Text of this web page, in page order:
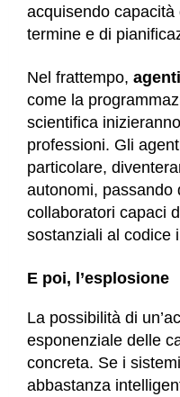
acquisendo
termine e di
Nel frattempo,
come la
scientifica
professioni. Gli
particolare,
autonomi, passando
collaboratori capaci
sostanziali al codice
E poi, l’esplosione
La possibilità di
esponenziale delle
concreta. Se i
abbastanza